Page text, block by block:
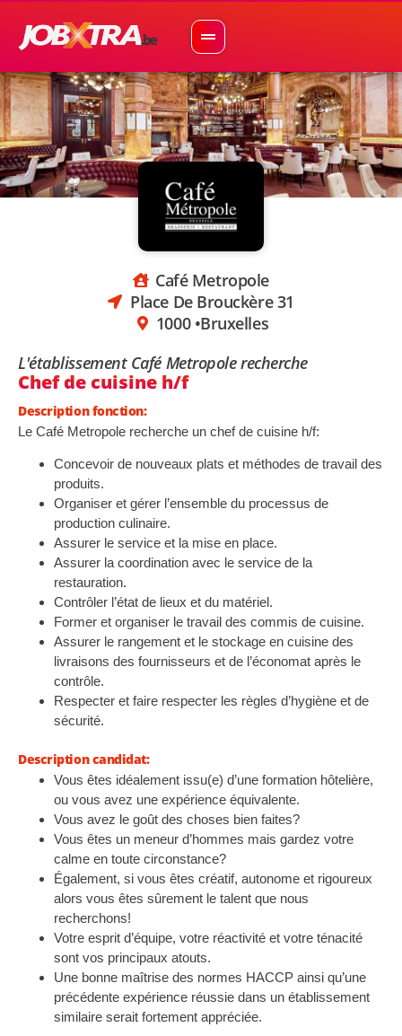
Café Metropole
Place De Brouckère 31
1000 •Bruxelles
L'établissement Café Metropole recherche
Chef de cuisine h/f
Description fonction:
Le Café Metropole recherche un chef de cuisine h/f:
Concevoir de nouveaux plats et méthodes de travail des
produits.
Organiser et gérer l’ensemble du processus de
production culinaire.
Assurer le service et la mise en place.
Assurer la coordination avec le service de la
restauration.
Contrôler l’état de lieux et du matériel.
Former et organiser le travail des commis de cuisine.
Assurer le rangement et le stockage en cuisine des
livraisons des fournisseurs et de l’économat après le
contrôle.
Respecter et faire respecter les règles d’hygiène et de
sécurité.
Description candidat:
Vous êtes idéalement issu(e) d’une formation hôtelière,
ou vous avez une expérience équivalente.
Vous avez le goût des choses bien faites?
Vous êtes un meneur d’hommes mais gardez votre
calme en toute circonstance?
Également, si vous êtes créatif, autonome et rigoureux
alors vous êtes sûrement le talent que nous
recherchons!
Votre esprit d’équipe, votre réactivité et votre ténacité
sont vos principaux atouts.
Une bonne maîtrise des normes HACCP ainsi qu’une
précédente expérience réussie dans un établissement
similaire serait fortement appréciée.